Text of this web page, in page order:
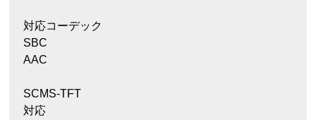
対応コーデック
SBC
AAC
SCMS-TFT
対応